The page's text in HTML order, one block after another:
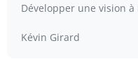
Développer une vision
Kévin Girard